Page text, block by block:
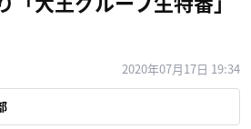
2020年07月17日 19:34